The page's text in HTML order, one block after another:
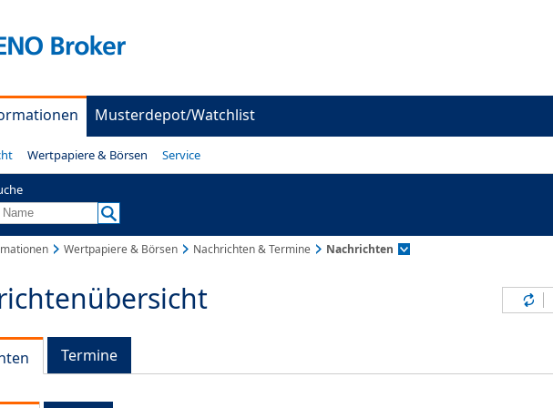
Musterdepot/Watchlist
Wertpapiere & Börsen Service
Wertpapiere & Börsen Nachrichten & Termine Nachrichten
Termine